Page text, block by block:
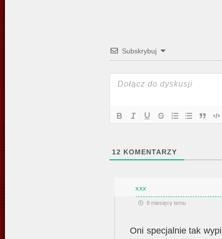
Subskrybuj
12 KOMENTARZY
xxx
8 miesięcy temu
Oni specjalnie tak